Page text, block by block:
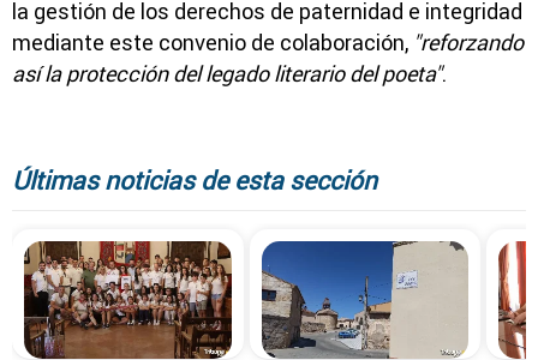
la gestión de los derechos de paternidad e integridad
mediante este convenio de colaboración, "reforzando
así la protección del legado literario del poeta".
Últimas noticias de esta sección